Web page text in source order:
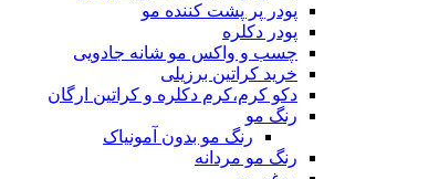
پودر پر پشت کننده مو
پودر دکلره
چسب و واکس مو شانه جادویی
خرید کراتین برزیلی
دکو کرم،کرم دکلره و کراتین ارگان
رنگ مو
رنگ مو بدون آمونیاک
رنگ مو مردانه